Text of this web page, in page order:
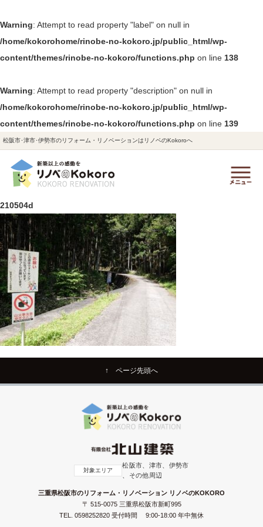
Warning: Attempt to read property "label" on null in
/home/kokorohome/rinobe-no-kokoro.jp/public_html/wp-
content/themes/rinobe-no-kokoro/functions.php on line 138
Warning: Attempt to read property "description" on null in
/home/kokorohome/rinobe-no-kokoro.jp/public_html/wp-
content/themes/rinobe-no-kokoro/functions.php on line 139
松阪市･津市･伊勢市のリフォーム・リノベーションはリノベのKokoroへ
210504d
↑ ページ先頭へ
対象エリア
松阪市、津市、伊勢市
、その他周辺
三重県松阪市のリフォーム・リノベーション リノベのKOKORO
〒 515-0075 三重県松阪市新町995
TEL. 0598252820 受付時間 9:00-18:00 年中無休